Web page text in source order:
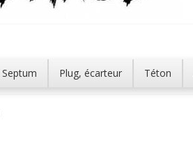
Septum Plug, écarteur Téton